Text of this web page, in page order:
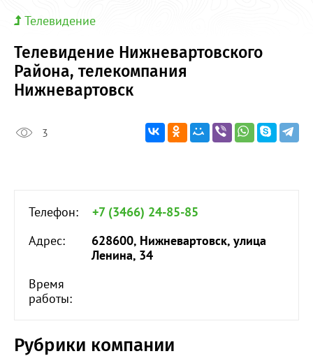
Телевидение
Телевидение Нижневартовского
Района, телекомпания
Нижневартовск
3
Телефон:
+7 (3466) 24-85-85
Адрес:
628600, Нижневартовск, улица
Ленина, 34
Время
работы:
Рубрики компании